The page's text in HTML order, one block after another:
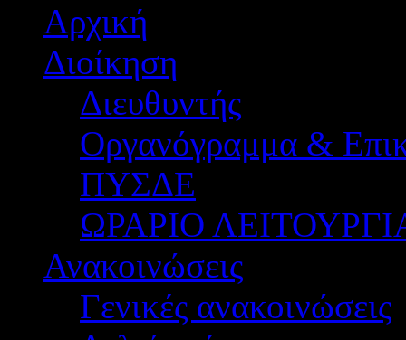
Αρχική
Διοίκηση
Διευθυντής
Οργανόγραμμα &
ΠΥΣΔΕ
ΩΡΑΡΙΟ
Ανακοινώσεις
Γενικές ανακοινώσεις